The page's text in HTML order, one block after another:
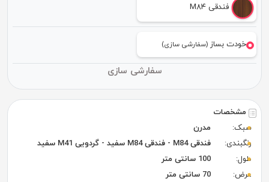
مشخصات
سبک:
مدرن
رنگبندی:
فندقی M84 - فندقی M84 سفید - گردویی M41 سفید
طول:
100 سانتی متر
عرض:
70 سانتی متر
فندقی M۸۴
خودت بساز(سفارشی سازی)
سفارشی سازی